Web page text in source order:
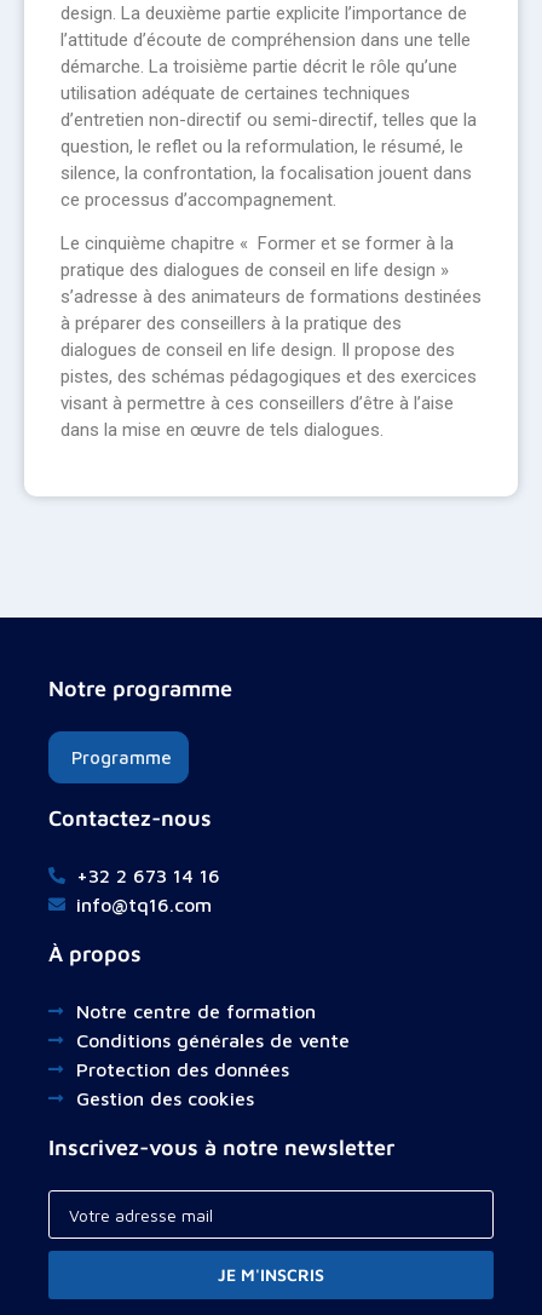
design. La deuxième partie explicite l’importance de
l’attitude d’écoute de compréhension dans une telle
démarche. La troisième partie décrit le rôle qu’une
utilisation adéquate de certaines techniques
d’entretien non-directif ou semi-directif, telles que la
question, le reflet ou la reformulation, le résumé, le
silence, la confrontation, la focalisation jouent dans
ce processus d’accompagnement.
Le cinquième chapitre « Former et se former à la
pratique des dialogues de conseil en life design »
s’adresse à des animateurs de formations destinées
à préparer des conseillers à la pratique des
dialogues de conseil en life design. Il propose des
pistes, des schémas pédagogiques et des exercices
visant à permettre à ces conseillers d’être à l’aise
dans la mise en œuvre de tels dialogues.
Notre programme
Programme
Contactez-nous
+32 2 673 14 16
info@tq16.com
À propos
Notre centre de formation
Conditions générales de vente
Protection des données
Gestion des cookies
Inscrivez-vous à notre newsletter
JE M'INSCRIS